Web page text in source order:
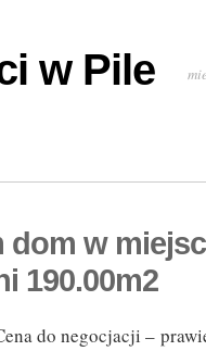
w Pile
dom w
190.00m2
do negocjacji –